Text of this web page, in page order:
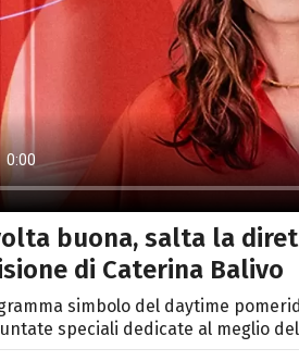
buona, salta la
di Caterina Balivo
simbolo del daytime
speciali dedicate al meglio